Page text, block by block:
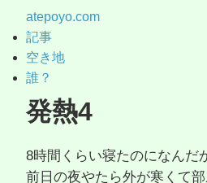
atepoyo.com
記事
空き地
誰？
発熱4
8時間くらい寝たのになんだ
前日の夜やたら外が寒くて